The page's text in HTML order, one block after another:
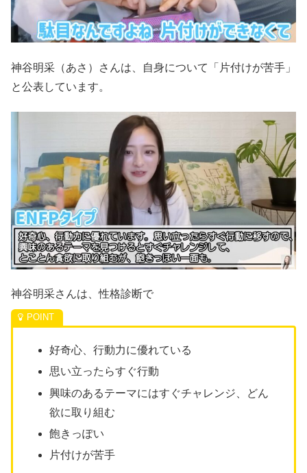
神谷明采（あさ）さんは、自身について「片付けが苦手」
と公表しています。
神谷明采さんは、性格診断で
好奇心、行動力に優れている
思い立ったらすぐ行動
興味のあるテーマにはすぐチャレンジ、どん
欲に取り組む
飽きっぽい
片付けが苦手